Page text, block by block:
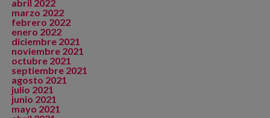
abril 2022
marzo 2022
febrero 2022
enero 2022
diciembre 2021
noviembre 2021
octubre 2021
septiembre 2021
agosto 2021
julio 2021
junio 2021
mayo 2021